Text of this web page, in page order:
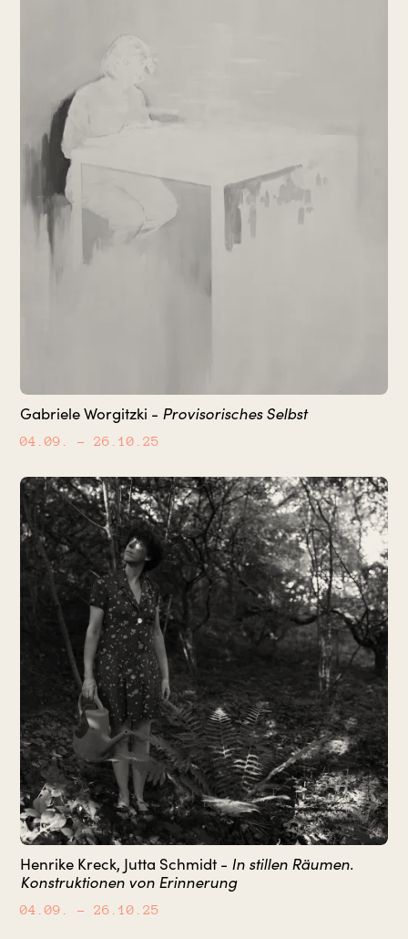
Gabriele Worgitzki - Provisorisches Selbst
04.09. – 26.10.25
Henrike Kreck, Jutta Schmidt - In stillen Räumen.
Konstruktionen von Erinnerung
04.09. – 26.10.25